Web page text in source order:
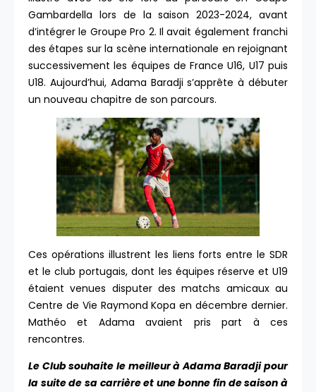
Gambardella lors de la saison 2023-2024, avant
d’intégrer le Groupe Pro 2. Il avait également franchi
des étapes sur la scène internationale en rejoignant
successivement les équipes de France U16, U17 puis
U18. Aujourd’hui, Adama Baradji s’apprête à débuter
un nouveau chapitre de son parcours.
Ces opérations illustrent les liens forts entre le SDR
et le club portugais, dont les équipes réserve et U19
étaient venues disputer des matchs amicaux au
Centre de Vie Raymond Kopa en décembre dernier.
Mathéo et Adama avaient pris part à ces
rencontres.
Le Club souhaite le meilleur à Adama Baradji pour
la suite de sa carrière et une bonne fin de saison à